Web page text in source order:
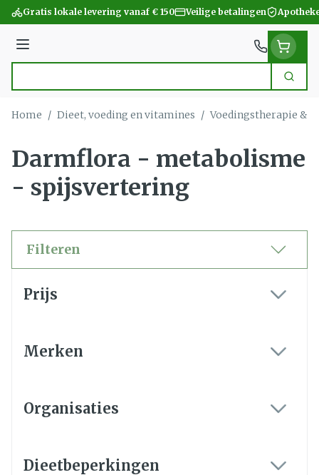
Ga naar de inhoud
Gratis lokale levering vanaf € 150 Veilige betalingen
Menu
Zoek
Home / Dieet, voeding en vitamines / Voedingstherapie &
Darmflora - metabolisme
- spijsvertering
Filteren
Prijs
Merken
Organisaties
Dieetbeperkingen